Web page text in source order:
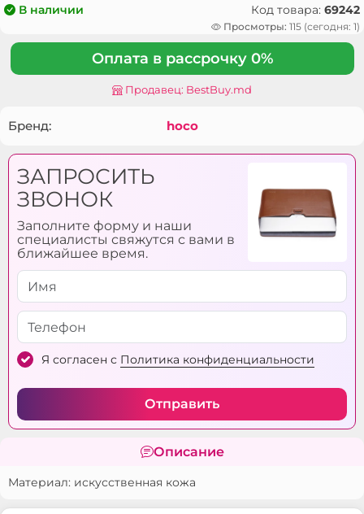
В наличии Код товара: 69242
Просмотры: 115 (сегодня: 1)
Оплата в рассрочку 0%
Продавец: BestBuy.md
Бренд: hoco
ЗАПРОСИТЬ
ЗВОНОК
Заполните форму и наши
специалисты свяжутся с вами в
ближайшее время.
Я согласен с Политика конфиденциальности
Отправить
Описание
Материал: искусственная кожа